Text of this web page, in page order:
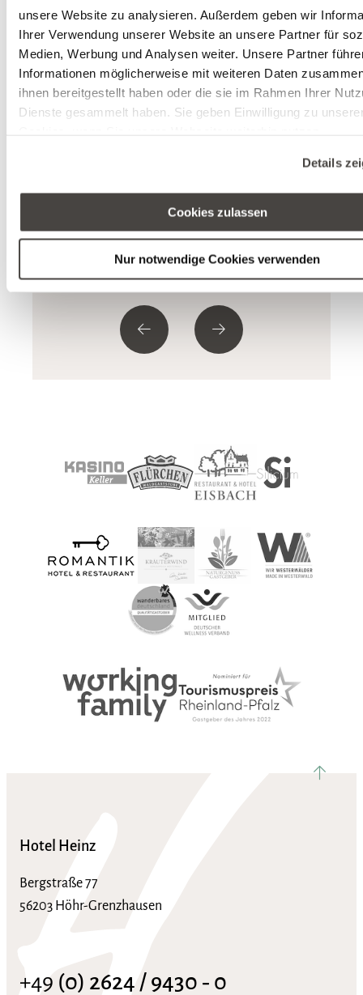
unsere Website zu analysieren. Außerdem geben wir
Ihrer Verwendung unserer Website an unsere Partner für
Medien, Werbung und Analysen weiter. Unsere Partner
Informationen möglicherweise mit weiteren Daten
ihnen bereitgestellt haben oder die sie im Rahmen Ihrer
Dienste gesammelt haben. Sie geben Einwilligung zu
Details
Cookies zulassen
Nur notwendige Cookies verwenden
Hotel Heinz
Bergstraße 77
56203 Höhr-Grenzhausen
+49 (0) 2624 / 9430 ‑ 0